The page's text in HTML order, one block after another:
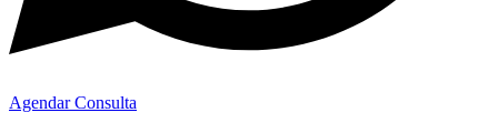
Agendar Consulta